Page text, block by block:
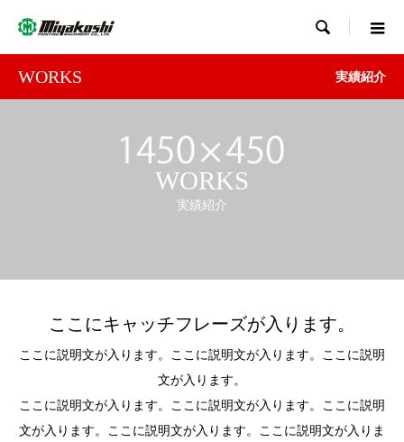

WORKS 実績紹介
WORKS
実績紹介
ここにキャッチフレーズが入ります。
ここに説明文が入ります。ここに説明文が入ります。ここに説明
文が入ります。
ここに説明文が入ります。ここに説明文が入ります。ここに説明
文が入ります。ここに説明文が入ります。ここに説明文が入りま